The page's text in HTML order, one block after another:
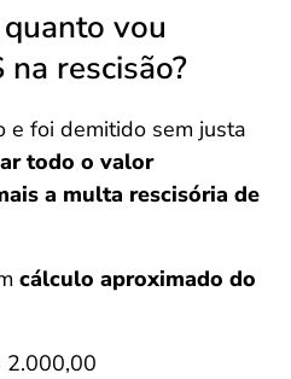
vou
na rescisão?
e foi demitido sem justa
todo o valor
a multa rescisória de
cálculo aproximado do
2.000,00